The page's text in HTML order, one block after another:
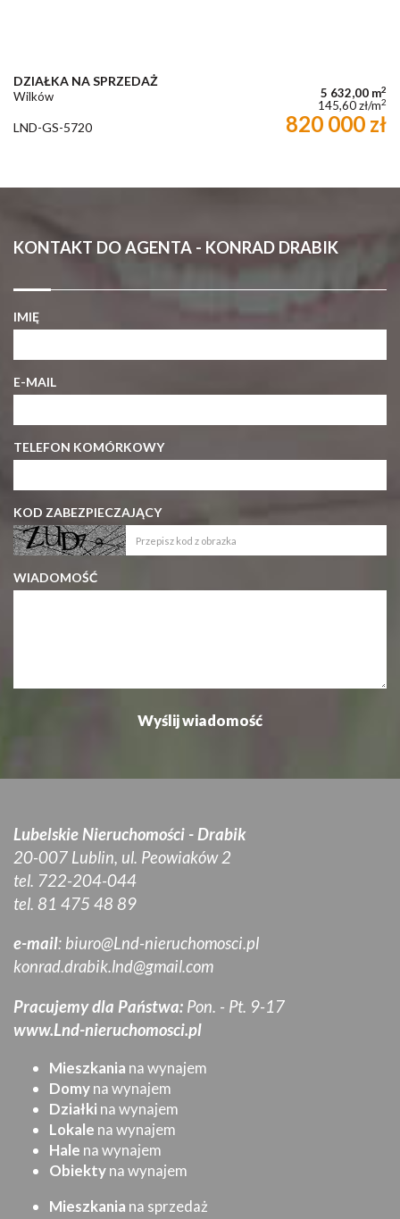
DZIAŁKA NA SPRZEDAŻ
Wilków 5 632,00 m2
145,60 zł/m2
LND-GS-5720 820 000 zł
KONTAKT DO AGENTA - KONRAD DRABIK
IMIĘ
E-MAIL
TELEFON KOMÓRKOWY
KOD ZABEZPIECZAJĄCY
WIADOMOŚĆ
Lubelskie Nieruchomości - Drabik
20-007 Lublin, ul. Peowiaków 2
tel. 722-204-044
tel. 81 475 48 89
e-mail: biuro@Lnd-nieruchomosci.pl
konrad.drabik.lnd@gmail.com
Pracujemy dla Państwa: Pon. - Pt. 9-17
www.Lnd-nieruchomosci.pl
Mieszkania na wynajem
Domyna wynajem
Działki na wynajem
Lokale na wynajem
Hale na wynajem
Obiektyna wynajem
Mieszkania na sprzedaż